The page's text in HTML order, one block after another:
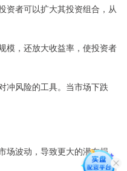
资者可以扩大其投资组合，从
模，还放大收益率，使投资者
冲风险的工具。当市场下跌
场波动，导致更大的潜在损